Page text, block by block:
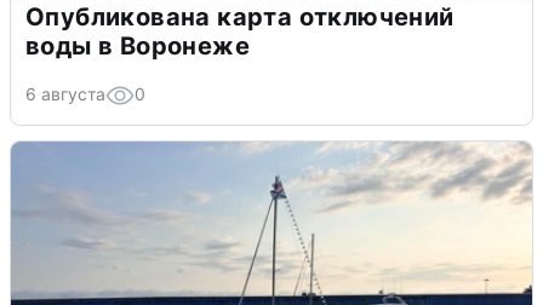
Опубликована карта отключений
воды в Воронеже
6 августа 0